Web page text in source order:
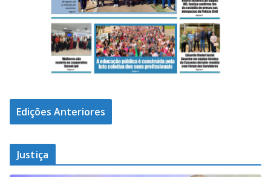
Edições Anteriores
Justiça